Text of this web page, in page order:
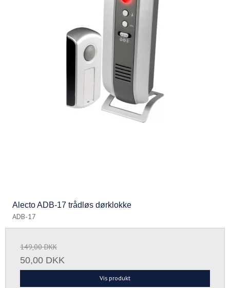
Alecto ADB-17 trådløs dørklokke
ADB-17
149,00 DKK
50,00 DKK
Vis produkt